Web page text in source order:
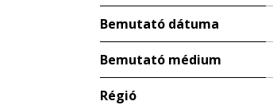
Bemutató dátuma
Bemutató médium
Régió